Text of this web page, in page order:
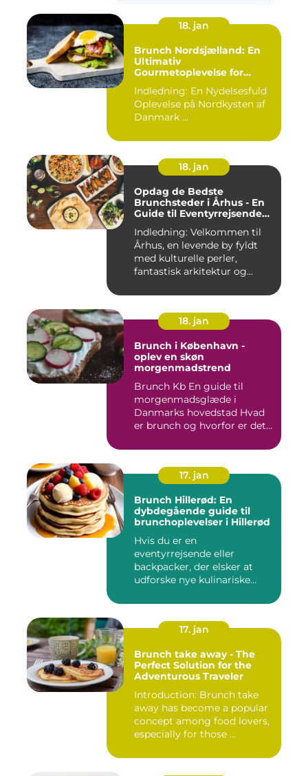
18. jan
Brunch Nordsjælland: En
Ultimativ
Gourmetoplevelse for
Backpackere
Indledning: En Nydelsesfuld
Oplevelse på Nordkysten af
Danmark ...
18. jan
Opdag de Bedste
Brunchsteder i Århus - En
Guide til Eventyrrejsende
Indledning: Velkommen til
Århus, en levende by fyldt
med kulturelle perler,
fantastisk arkitektur og...
18. jan
Brunch i København -
oplev en skøn
morgenmadstrend
Brunch Kb En guide til
morgenmadsglæde i
Danmarks hovedstad Hvad
er brunch og hvorfor er det
17. jan
Brunch Hillerød: En
dybdegående guide til
brunchoplevelser i Hillerød
Hvis du er en
eventyrrejsende eller
backpacker, der elsker at
udforske nye kulinariske
17. jan
Brunch take away - The
Perfect Solution for the
Adventurous Traveler
Introduction: Brunch take
away has become a popular
concept among food lovers,
especially for those ...